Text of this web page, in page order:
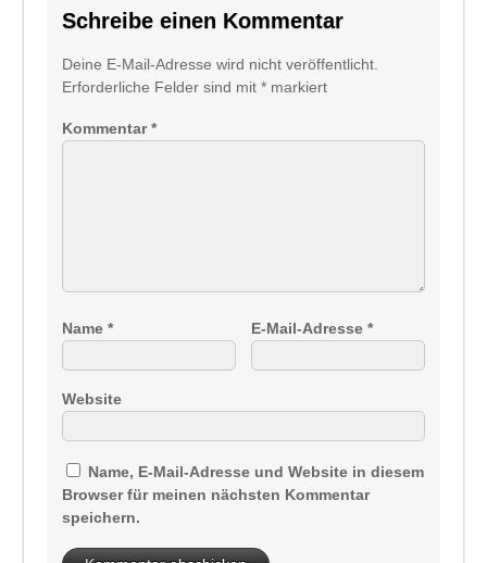
Schreibe einen Kommentar
Deine E-Mail-Adresse wird nicht veröffentlicht.
Erforderliche Felder sind mit* markiert
Kommentar*
Name* E-Mail-Adresse *
Website
Name, E-Mail-Adresse und Website in diesem
Browser für meinen nächsten Kommentar
speichern.